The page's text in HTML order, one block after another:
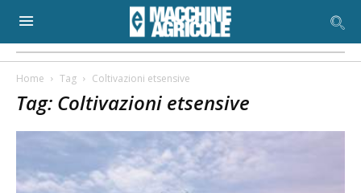
Home Tag Coltivazioni etsensive
Tag: Coltivazioni etsensive